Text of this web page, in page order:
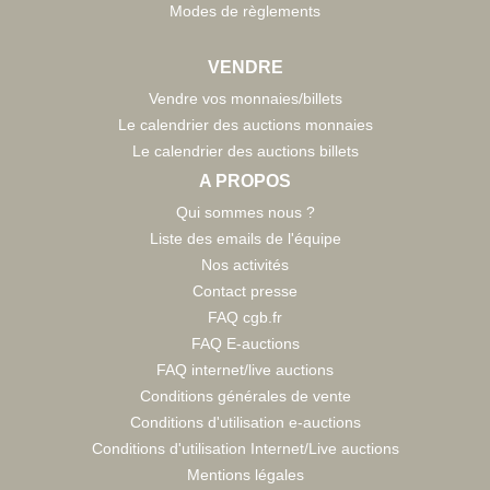
Modes de règlements
VENDRE
Vendre vos monnaies/billets
Le calendrier des auctions monnaies
Le calendrier des auctions billets
A PROPOS
Qui sommes nous ?
Liste des emails de l'équipe
Nos activités
Contact presse
FAQ cgb.fr
FAQ E-auctions
FAQ internet/live auctions
Conditions générales de vente
Conditions d'utilisation e-auctions
Conditions d'utilisation Internet/Live auctions
Mentions légales